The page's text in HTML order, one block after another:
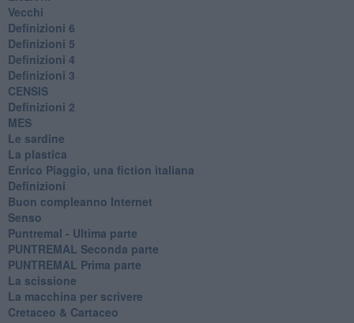
Vecchi
Definizioni 6
Definizioni 5
Definizioni 4
Definizioni 3
CENSIS
​Definizioni 2
MES
Le sardine
La plastica
​Enrico Piaggio, una fiction italiana
Definizioni
​Buon compleanno Internet
Senso
Puntremal - Ultima parte
PUNTREMAL Seconda parte
​PUNTREMAL Prima parte
La scissione
La macchina per scrivere
Cretaceo & Cartaceo